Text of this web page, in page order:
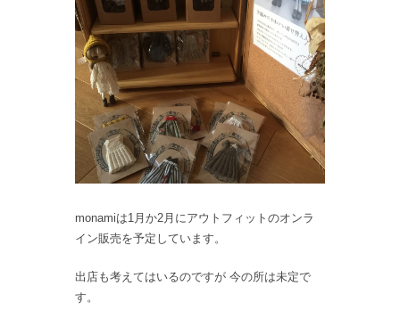
monamiは1月か2月にアウトフィットのオンラ
イン販売を予定しています。
出店も考えてはいるのですが 今の所は未定で
す。